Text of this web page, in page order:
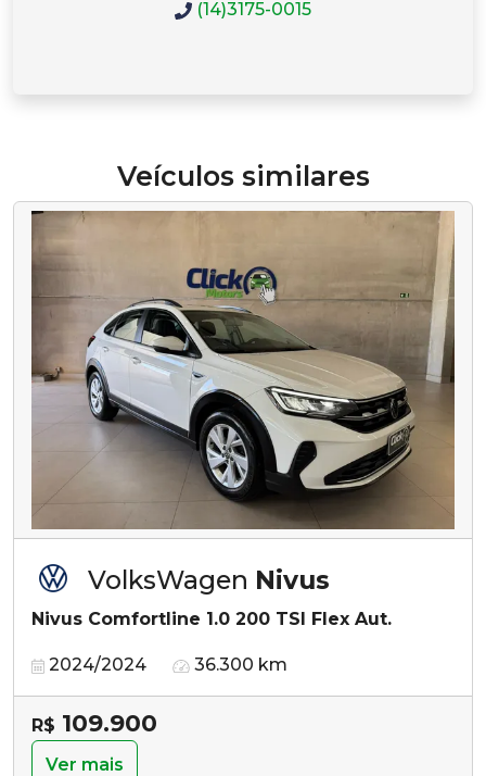
(14)3175-0015
Veículos similares
VolksWagen Nivus
Nivus Comfortline 1.0 200 TSI Flex Aut.
2024/2024 36.300 km
R$ 109.900
Ver mais